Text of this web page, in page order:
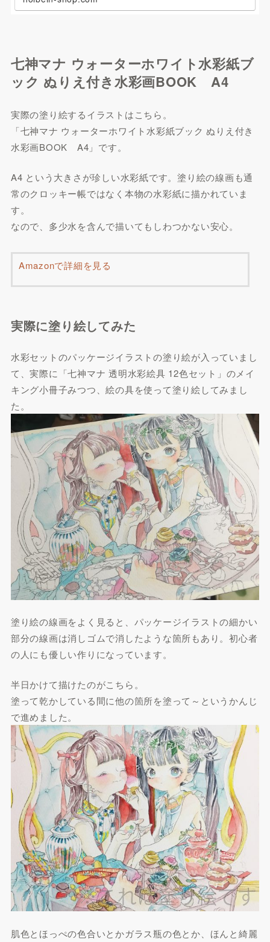
七神マナ ウォーターホワイト水彩紙ブ
ック ぬりえ付き水彩画BOOK A4
実際の塗り絵するイラストはこちら。
「七神マナ ウォーターホワイト水彩紙ブック ぬりえ付き
水彩画BOOK A4」です。
A4 という大きさが珍しい水彩紙です。塗り絵の線画も通
常のクロッキー帳ではなく本物の水彩紙に描かれていま
す。
なので、多少水を含んで描いてもしわつかない安心。
Amazonで詳細を見る
実際に塗り絵してみた
水彩セットのパッケージイラストの塗り絵が入っていまし
て、実際に「七神マナ 透明水彩絵具 12色セット」のメイ
キング小冊子みつつ、絵の具を使って塗り絵してみまし
た。
塗り絵の線画をよく見ると、パッケージイラストの細かい
部分の線画は消しゴムで消したような箇所もあり。初心者
の人にも優しい作りになっています。
半日かけて描けたのがこちら。
塗って乾かしている間に他の箇所を塗って～というかんじ
で進めました。
肌色とほっぺの色合いとかガラス瓶の色とか、ほんと綺麗